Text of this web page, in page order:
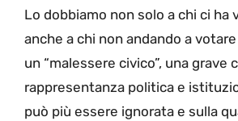
Lo dobbiamo non solo a chi ci ha
anche a chi non andando a
un “malessere civico”, una grave
rappresentanza politica e
può più essere ignorata e sulla